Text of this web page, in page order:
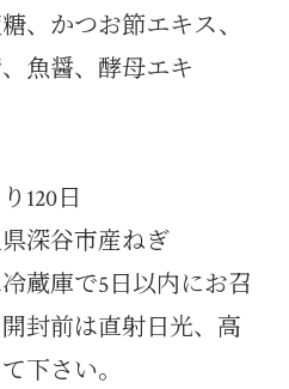
、かつお節エキス、
魚醤、酵母エキ
120日
深谷市産ねぎ
蔵庫で5日以内にお召
封前は直射日光、高
下さい。